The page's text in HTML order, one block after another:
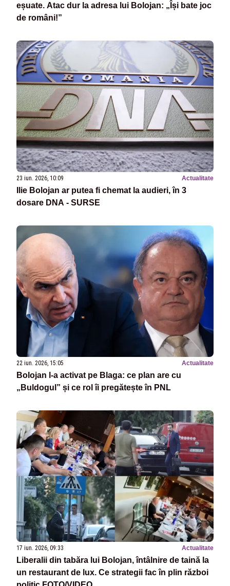
eșuate. Atac dur la adresa lui Bolojan: „Își bate joc
de români!”
23 iun. 2026, 10:09 Actualitate
Ilie Bolojan ar putea fi chemat la audieri, în 3
dosare DNA - SURSE
22 iun. 2026, 15:05 Actualitate
Bolojan l-a activat pe Blaga: ce plan are cu
„Buldogul” și ce rol îi pregătește în PNL
17 iun. 2026, 09:33 Actualitate
Liberalii din tabăra lui Bolojan, întâlnire de taină la
un restaurant de lux. Ce strategii fac în plin război